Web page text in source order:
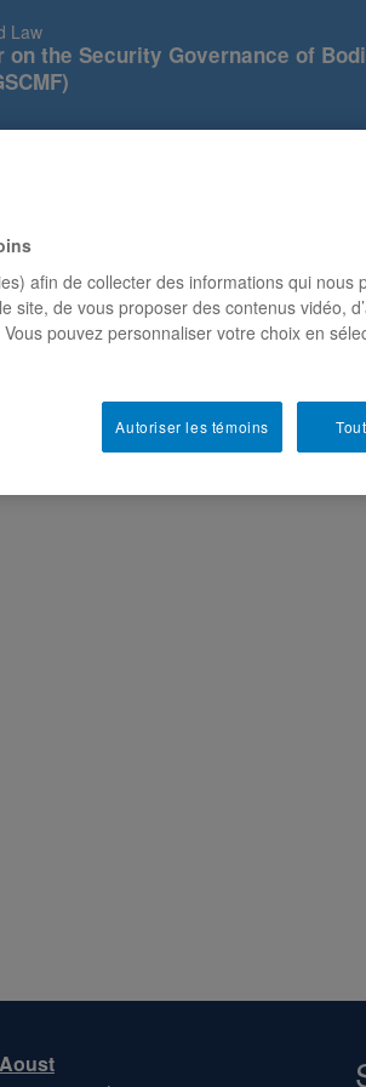
Law
on the Security Governance of
afin de collecter des informations qui nous
site, de vous proposer des contenus vidéo,
pouvez personnaliser votre choix en
Autoriser les témoins